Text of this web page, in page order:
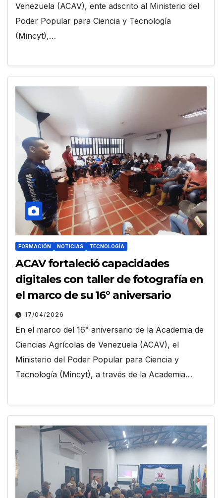
Venezuela (ACAV), ente adscrito al Ministerio del
Poder Popular para Ciencia y Tecnología
(Mincyt),…
FORMACIÓN NOTICIAS TECNOLOGÍA
ACAV fortaleció capacidades
digitales con taller de fotografía en
el marco de su 16° aniversario
17/04/2026
En el marco del 16° aniversario de la Academia de
Ciencias Agrícolas de Venezuela (ACAV), el
Ministerio del Poder Popular para Ciencia y
Tecnología (Mincyt), a través de la Academia…